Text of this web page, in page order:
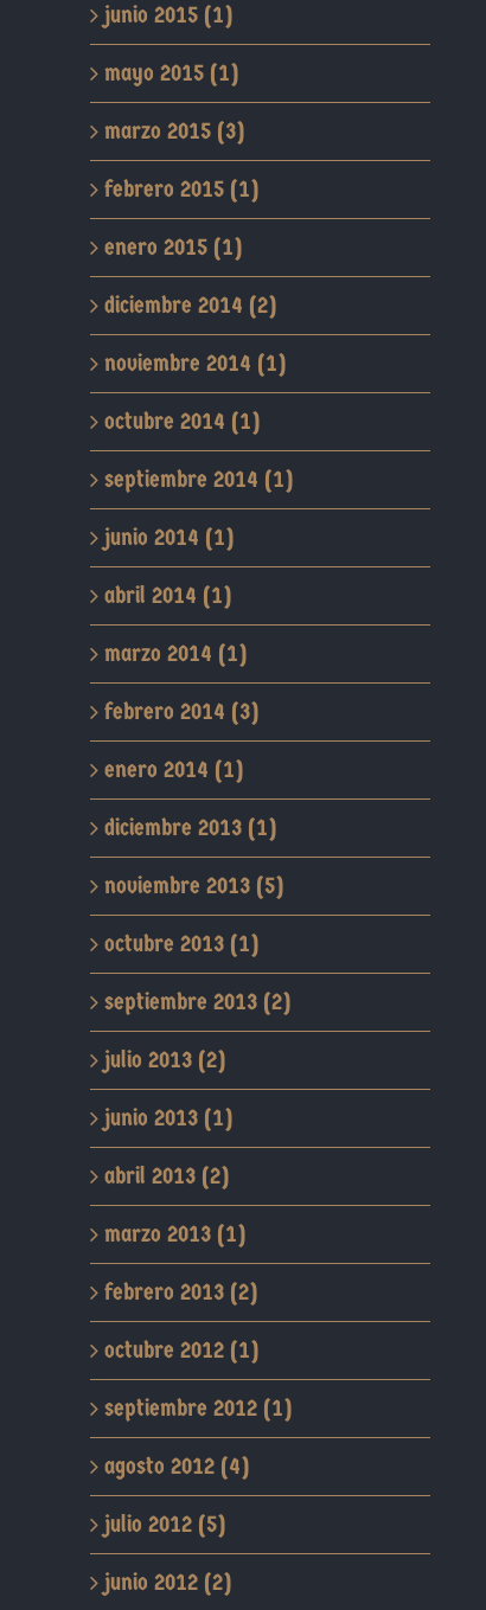
junio 2015 (1)
mayo 2015 (1)
marzo 2015 (3)
febrero 2015 (1)
enero 2015 (1)
diciembre 2014 (2)
noviembre 2014 (1)
octubre 2014 (1)
septiembre 2014 (1)
junio 2014 (1)
abril 2014 (1)
marzo 2014 (1)
febrero 2014 (3)
enero 2014 (1)
diciembre 2013 (1)
noviembre 2013 (5)
octubre 2013 (1)
septiembre 2013 (2)
julio 2013 (2)
junio 2013 (1)
abril 2013 (2)
marzo 2013 (1)
febrero 2013 (2)
octubre 2012 (1)
septiembre 2012 (1)
agosto 2012 (4)
julio 2012 (5)
junio 2012 (2)